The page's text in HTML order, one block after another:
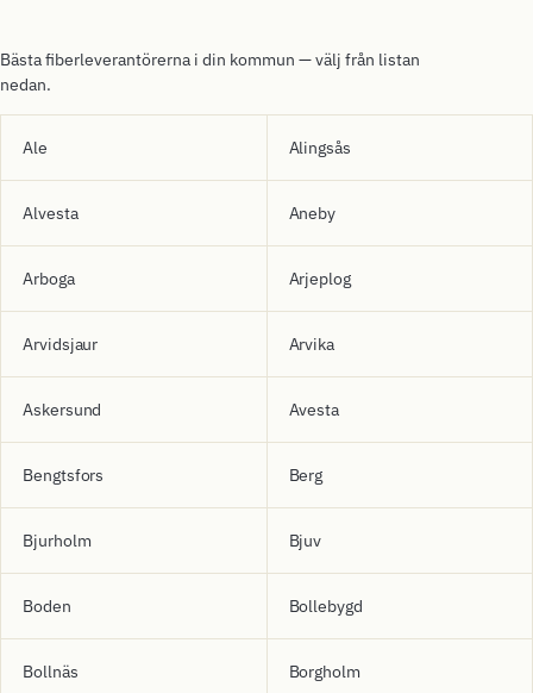
Bästa fiberleverantörerna i din kommun — välj från listan
nedan.
Ale Alingsås
Alvesta Aneby
Arboga Arjeplog
Arvidsjaur Arvika
Askersund Avesta
Bengtsfors Berg
Bjurholm Bjuv
Boden Bollebygd
Bollnäs Borgholm